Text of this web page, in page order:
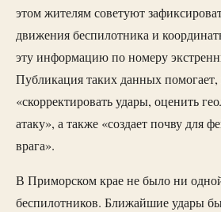
этом жителям советуют
движения беспилотника и
эту информацию по номеру
Публикация таких данных
«скорректировать удары, оценить
атаку», а также «создает почву для
врага».
В Приморском крае не было ни
беспилотников. Ближайшие удары